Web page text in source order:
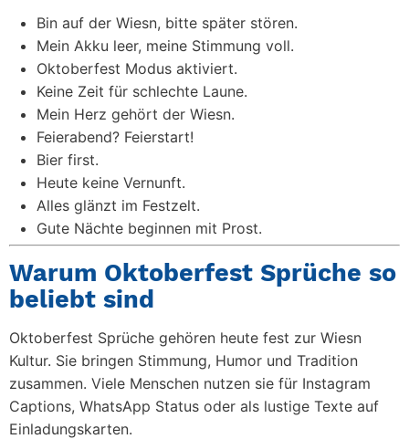
Bin auf der Wiesn, bitte später stören.
Mein Akku leer, meine Stimmung voll.
Oktoberfest Modus aktiviert.
Keine Zeit für schlechte Laune.
Mein Herz gehört der Wiesn.
Feierabend? Feierstart!
Bier first.
Heute keine Vernunft.
Alles glänzt im Festzelt.
Gute Nächte beginnen mit Prost.
Warum Oktoberfest Sprüche so
beliebt sind
Oktoberfest Sprüche gehören heute fest zur Wiesn
Kultur. Sie bringen Stimmung, Humor und Tradition
zusammen. Viele Menschen nutzen sie für Instagram
Captions, WhatsApp Status oder als lustige Texte auf
Einladungskarten.